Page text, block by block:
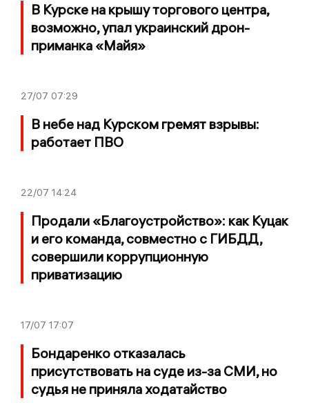
В Курске на крышу торгового центра,
возможно, упал украинский дрон-
приманка «Майя»
27/07 07:29
В небе над Курском гремят взрывы:
работает ПВО
22/07 14:24
Продали «Благоустройство»: как Куцак
и его команда, совместно с ГИБДД,
совершили коррупционную
приватизацию
17/07 17:07
Бондаренко отказалась
присутствовать на суде из-за СМИ, но
судья не приняла ходатайство